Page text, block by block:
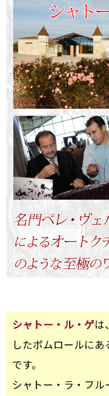
シャトー・ル・ゲは
したポムロールに
です。
シャトー・ラ・フ